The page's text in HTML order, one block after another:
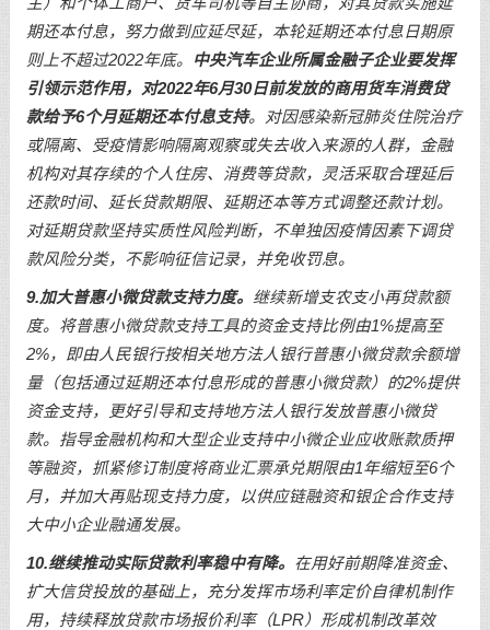
期还本付息，努力做到应延尽延，本轮延期还本付息日期原
则上不超过2022年底。
中央汽车企业所属金融子企业要发挥
引领示范作用，对2022年6月30日前发放的商用货车消费贷
款给予6个月延期还本付息支持。对因感染新冠肺炎住院治疗
或隔离、受疫情影响隔离观察或失去收入来源的人群，金融
机构对其存续的个人住房、消费等贷款，灵活采取合理延后
还款时间、延长贷款期限、延期还本等方式调整还款计划。
对延期贷款坚持实质性风险判断，不单独因疫情因素下调贷
款风险分类，不影响征信记录，并免收罚息。
9.加大普惠小微贷款支持力度。 继续新增支农支小再贷款额
度。将普惠小微贷款支持工具的资金支持比例由1%提高至
2%，即由人民银行按相关地方法人银行普惠小微贷款余额增
量（包括通过延期还本付息形成的普惠小微贷款）的2%提供
资金支持，更好引导和支持地方法人银行发放普惠小微贷
款。指导金融机构和大型企业支持中小微企业应收账款质押
等融资，抓紧修订制度将商业汇票承兑期限由1年缩短至6个
月，并加大再贴现支持力度，以供应链融资和银企合作支持
大中小企业融通发展。
10.继续推动实际贷款利率稳中有降。 在用好前期降准资金、
扩大信贷投放的基础上，充分发挥市场利率定价自律机制作
用，持续释放贷款市场报价利率（LPR）形成机制改革效